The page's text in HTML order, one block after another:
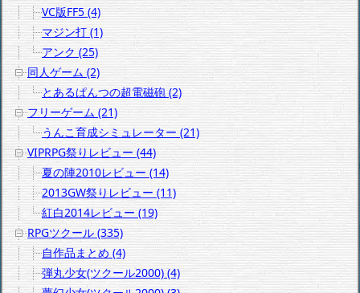
VC版FF5 (4)
マジン打 (1)
アンク (25)
同人ゲーム (2)
とあるぱんつの超電磁砲 (2)
フリーゲーム (21)
うんこ育成シミュレーター (21)
VIPRPG祭りレビュー (44)
夏の陣2010レビュー (14)
2013GW祭りレビュー (11)
紅白2014レビュー (19)
RPGツクール (335)
自作品まとめ (4)
弾丸少女(ツクール2000) (4)